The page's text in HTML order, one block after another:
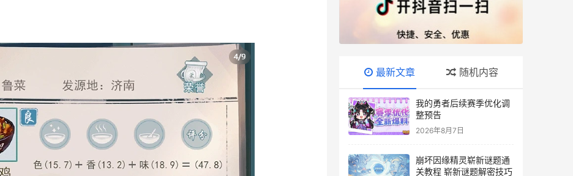
最新文章 随机内容
我的勇者后续赛季优化调
整预告
2026年8月7日
崩坏因缘精灵崭新谜题通
关教程 崭新谜题解密技巧